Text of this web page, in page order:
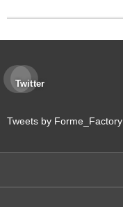
Twitter
Tweets by Forme_Factory